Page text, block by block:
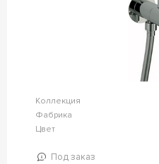
Коллекция
Фабрика
Цвет
Под заказ